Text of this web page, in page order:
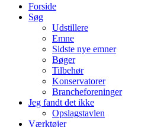
Forside
Søg
Udstillere
Emne
Sidste nye emner
Bøger
Tilbehør
Konservatorer
Brancheforeninger
Jeg fandt det ikke
Opslagstavlen
Værktøjer